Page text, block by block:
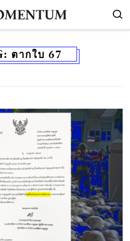
ตากใบ 67